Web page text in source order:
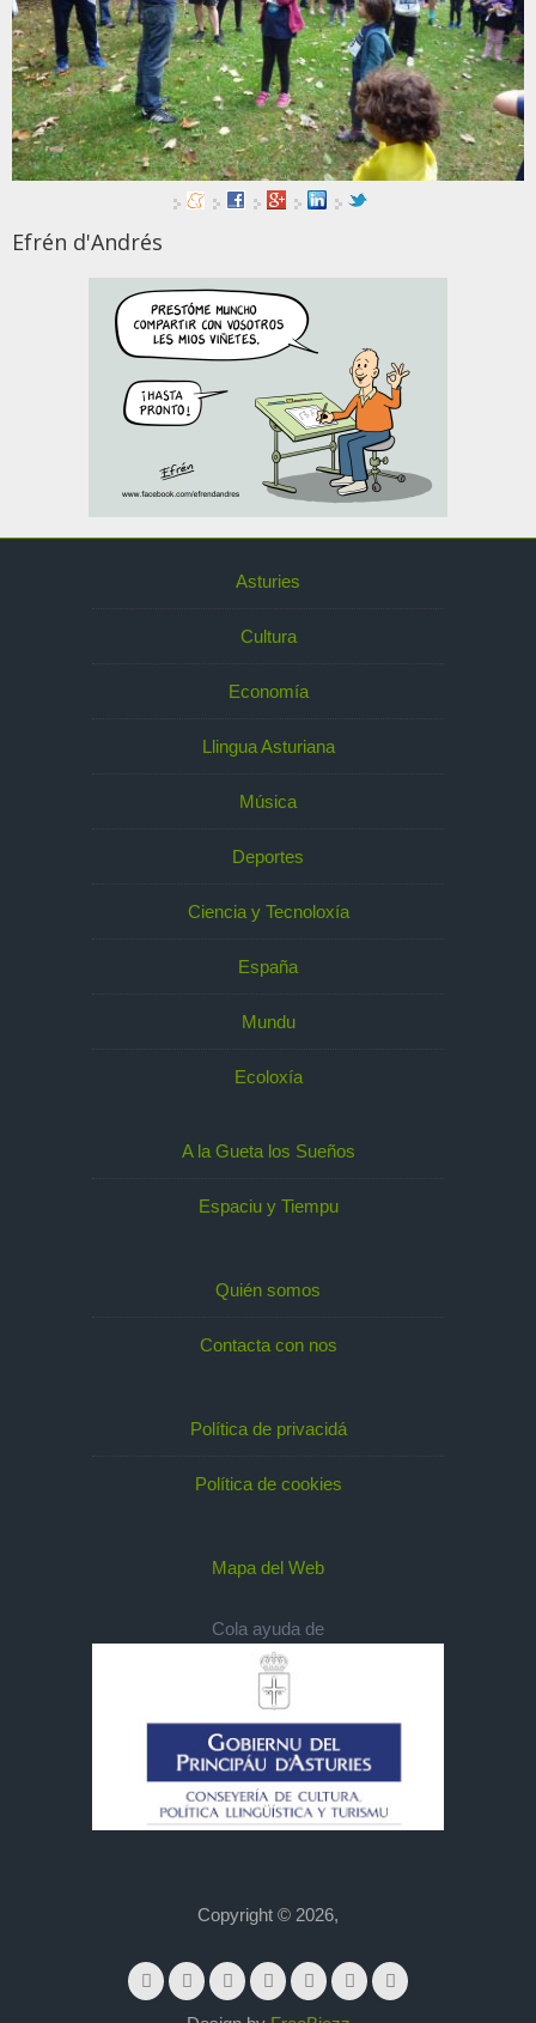
Efrén d'Andrés
Asturies
Cultura
Economía
Llingua Asturiana
Música
Deportes
Ciencia y Tecnoloxía
España
Mundu
Ecoloxía
A la Gueta los Sueños
Espaciu y Tiempu
Quién somos
Contacta con nos
Política de privacidá
Política de cookies
Mapa del Web
Cola ayuda de
Copyright © 2026,